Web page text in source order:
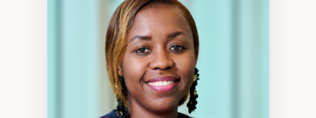
Les apports pédagogiques des théories de
l'affect, du posthumanisme, du féminisme
dans l'éducation aux sciences
L'apprentissage des sciences/STIM dans une
perspective socioécologique de care
L’insertion professionnelle des
enseignant.e.s